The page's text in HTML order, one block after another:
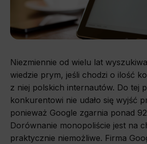
Niezmiennie od wielu lat
wiedzie prym, jeśli chodzi o ilość
z niej polskich internautów. Do tej
konkurentowi nie udało się wyjść
ponieważ Google zgarnia ponad
Dorównanie monopoliście jest na
praktycznie niemożliwe. Firma